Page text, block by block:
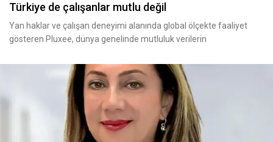
Türkiye de çalışanlar mutlu değil
Yan haklar ve çalışan deneyimi alanında global ölçekte faaliyet
gösteren Pluxee, dünya genelinde mutluluk verilerin